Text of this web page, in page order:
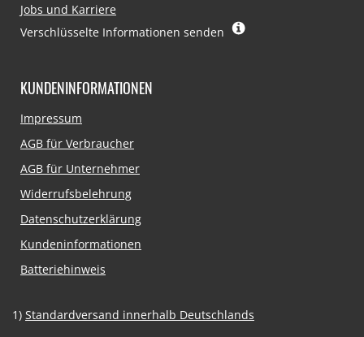
Jobs und Karriere
Verschlüsselte Informationen senden
KUNDENINFORMATIONEN
Navigation
Impressum
AGB für Verbraucher
AGB für Unternehmer
Widerrufsbelehrung
Datenschutzerklärung
Kundeninformationen
Batteriehinweis
1) Standardversand innerhalb Deutschlands